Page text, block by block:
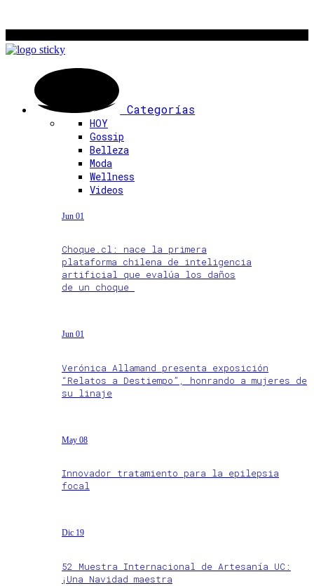
Categorías
HOY
Gossip
Belleza
Moda
Wellness
Videos
Jun 01
Choque.cl: nace la primera
plataforma chilena de inteligencia
artificial que evalúa los daños
de un choque
Jun 01
Verónica Allamand presenta exposición
“Relatos a Destiempo”, honrando a mujeres de
su linaje
May 08
Innovador tratamiento para la epilepsia
focal
Dic 19
52 Muestra Internacional de Artesanía UC:
¡Una Navidad maestra